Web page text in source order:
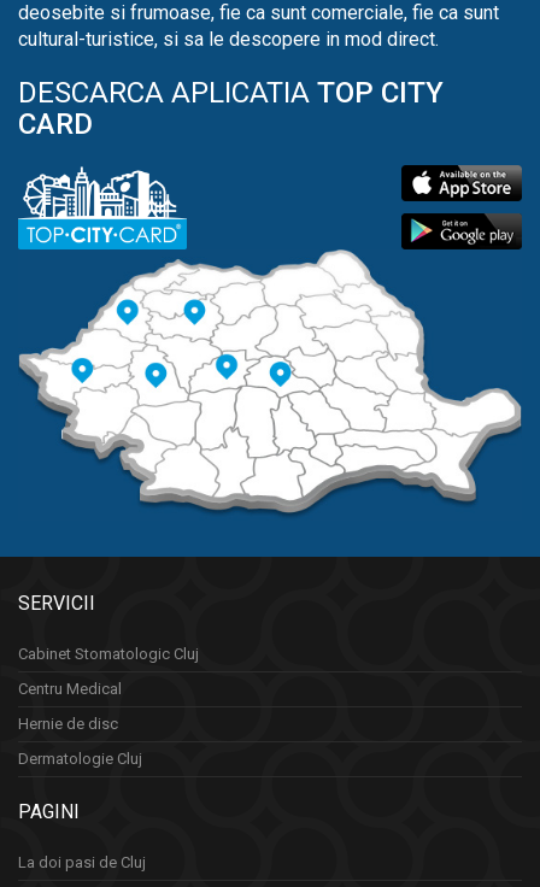
deosebite si frumoase, fie ca sunt comerciale, fie ca sunt
cultural-turistice, si sa le descopere in mod direct.
DESCARCA APLICATIA TOP CITY
CARD
SERVICII
Cabinet Stomatologic Cluj
Centru Medical
Hernie de disc
Dermatologie Cluj
PAGINI
La doi pasi de Cluj